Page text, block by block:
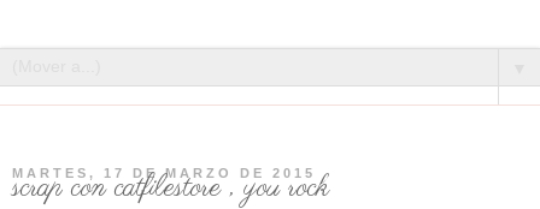
MARTES, 17 DE MARZO DE 2015
scrap con catfilestore , you rock